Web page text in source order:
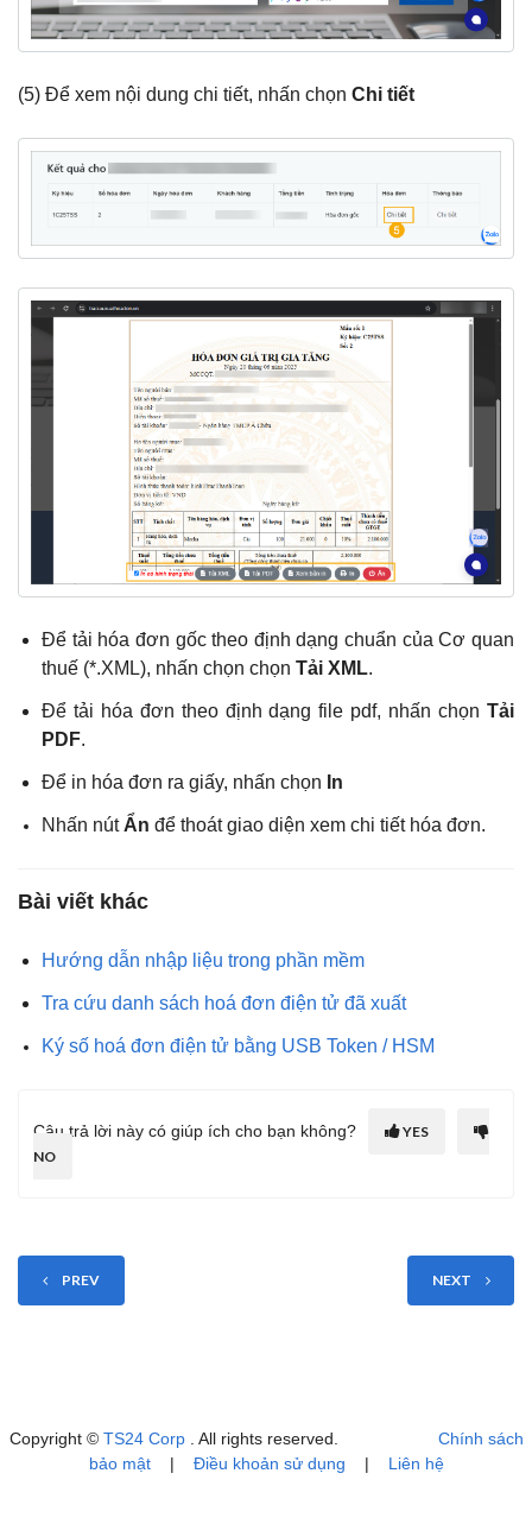
(5) Để xem nội dung chi tiết, nhấn chọn Chi tiết
Để tải hóa đơn gốc theo định dạng chuẩn của Cơ quan
thuế (*.XML), nhấn chọn chọn Tải XML.
Để tải hóa đơn theo định dạng file pdf, nhấn chọn Tải
PDF.
Để in hóa đơn ra giấy, nhấn chọn In
Nhấn nút Ẩn để thoát giao diện xem chi tiết hóa đơn.
Bài viết khác
Hướng dẫn nhập liệu trong phần mềm
Tra cứu danh sách hoá đơn điện tử đã xuất
Ký số hoá đơn điện tử bằng USB Token / HSM
Câu trả lời này có giúp ích cho bạn không?
YES
NO
PREV NEXT
Copyright © TS24 Corp . All rights reserved. Chính sách
bảo mật| Điều khoản sử dụng | Liên hệ